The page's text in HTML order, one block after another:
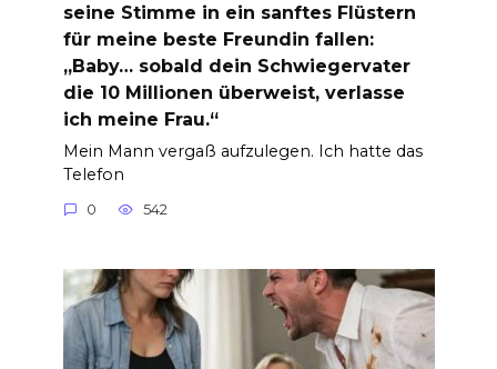
seine Stimme in ein sanftes Flüstern
für meine beste Freundin fallen:
„Baby… sobald dein Schwiegervater
die 10 Millionen überweist, verlasse
ich meine Frau.“
Mein Mann vergaß aufzulegen. Ich hatte das
Telefon
0 542